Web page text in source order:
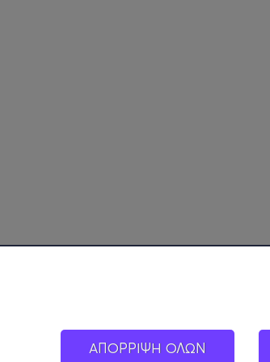
ΑΠΟΡΡΙΨΗ ΟΛΩΝ